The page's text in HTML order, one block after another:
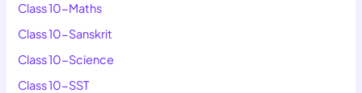
Class 10-Maths
Class 10-Sanskrit
Class 10-Science
Class 10-SST